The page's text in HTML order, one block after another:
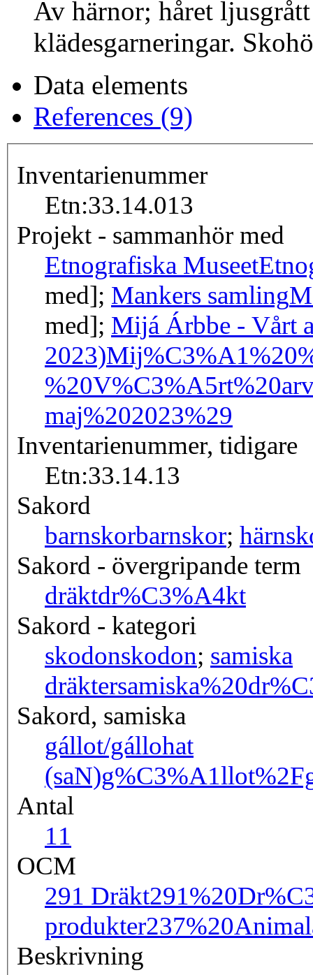
Av härnor; håret
klädesgarneringar.
Data elements
References (9)
Inventarienummer
Etn:33.14.013
Projekt - sammanhör med
Etnografiska Museet
med]; Mankers samling
med]; Mijá Árbbe - Vårt
2023)
maj%202023%29
Inventarienummer, tidigare
Etn:33.14.13
Sakord
barnskorbarnskor;
Sakord - övergripande term
dräktdr%C3%A4kt
Sakord - kategori
skodonskodon; samiska
dräkter
Sakord, samiska
gállot/gállohat
(saN)
Antal
11
OCM
291 Dräkt
produkter
Beskrivning